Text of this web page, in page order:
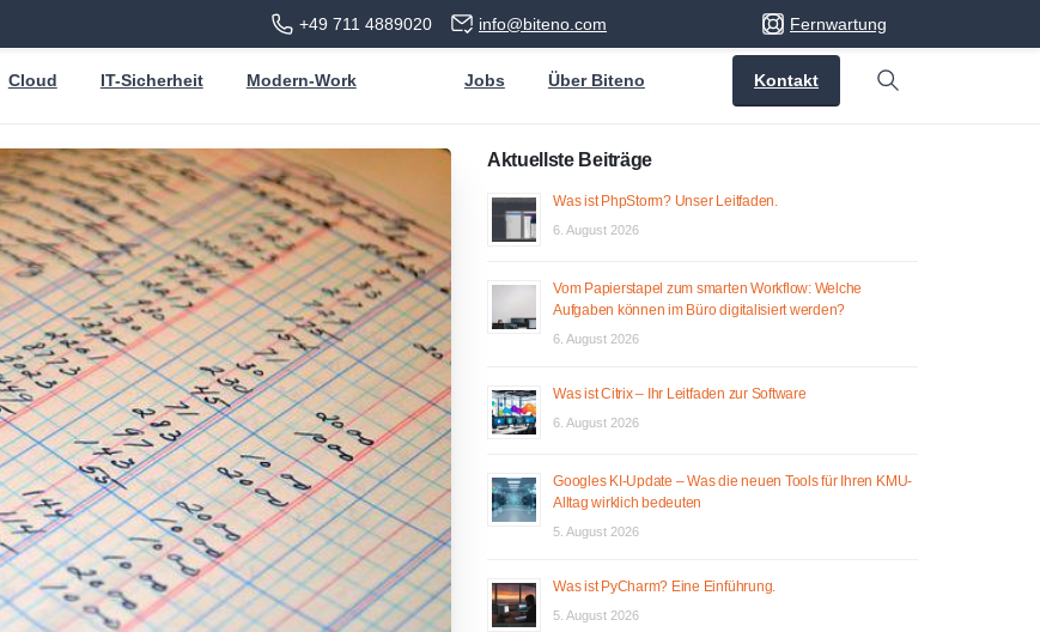
+49 711 4889020 info@biteno.com Fernwartung
Cloud IT-Sicherheit Modern-Work Jobs Über Biteno Kontakt
Search
Aktuellste Beiträge
Was ist PhpStorm? Unser Leitfaden.
6. August 2026
Vom Papierstapel zum smarten Workflow: Welche
Aufgaben können im Büro digitalisiert werden?
6. August 2026
Was ist Citrix – Ihr Leitfaden zur Software
6. August 2026
Googles KI-Update – Was die neuen Tools für Ihren KMU-
Alltag wirklich bedeuten
5. August 2026
Was ist PyCharm? Eine Einführung.
5. August 2026